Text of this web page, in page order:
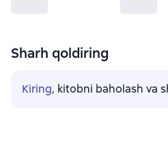
Sharh qoldiring
Kiring, kitobni baholash va